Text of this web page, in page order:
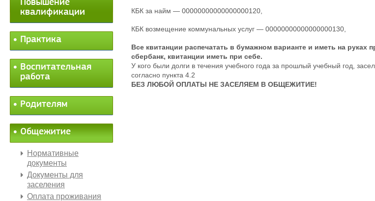
Повышение
квалификации
Практика
Воспитательная
работа
Родителям
Общежитие
Нормативные
документы
Документы для
заселения
Оплата проживания
КБК за найм — 00000000000000000120,
КБК возмещение коммунальных услуг — 00000000000000000130,
Все квитанции распечатать в бумажном варианте и иметь на руках
сбербанк, квитанции иметь при себе.
У кого были долги в течения учебного года за прошлый учебный год,
согласно пункта 4.2
БЕЗ ЛЮБОЙ ОПЛАТЫ НЕ ЗАСЕЛЯЕМ В ОБЩЕЖИТИЕ!